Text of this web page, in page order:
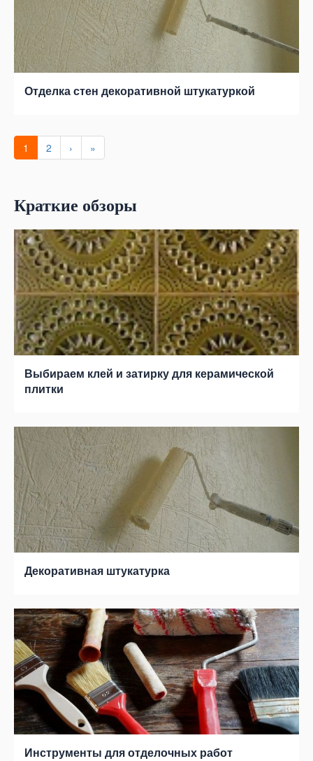
Отделка стен декоративной штукатуркой
1 2 › »
Краткие обзоры
Выбираем клей и затирку для керамической
плитки
Декоративная штукатурка
Инструменты для отделочных работ